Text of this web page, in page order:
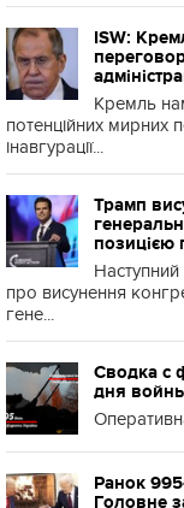
ISW:
Кремль
потенційних мирних
інавгурації...
Трамп
позицією
про висунення
гене...
Сводка с
дня
Ранок
Головне